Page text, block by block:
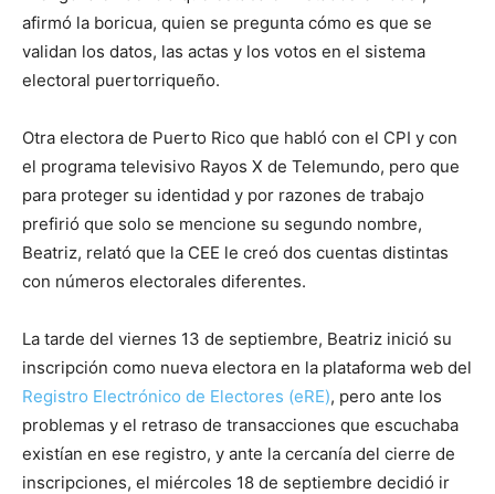
afirmó la boricua, quien se pregunta cómo es que se
validan los datos, las actas y los votos en el sistema
electoral puertorriqueño.
Otra electora de Puerto Rico que habló con el CPI y con
el programa televisivo Rayos X de Telemundo, pero que
para proteger su identidad y por razones de trabajo
prefirió que solo se mencione su segundo nombre,
Beatriz, relató que la CEE le creó dos cuentas distintas
con números electorales diferentes.
La tarde del viernes 13 de septiembre, Beatriz inició su
inscripción como nueva electora en la plataforma web del
Registro Electrónico de Electores (eRE), pero ante los
problemas y el retraso de transacciones que escuchaba
existían en ese registro, y ante la cercanía del cierre de
inscripciones, el miércoles 18 de septiembre decidió ir